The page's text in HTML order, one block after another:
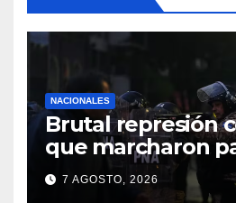
NACIONALES
Brutal represión
que marcharon
se venda la patria
7 AGOSTO, 2026